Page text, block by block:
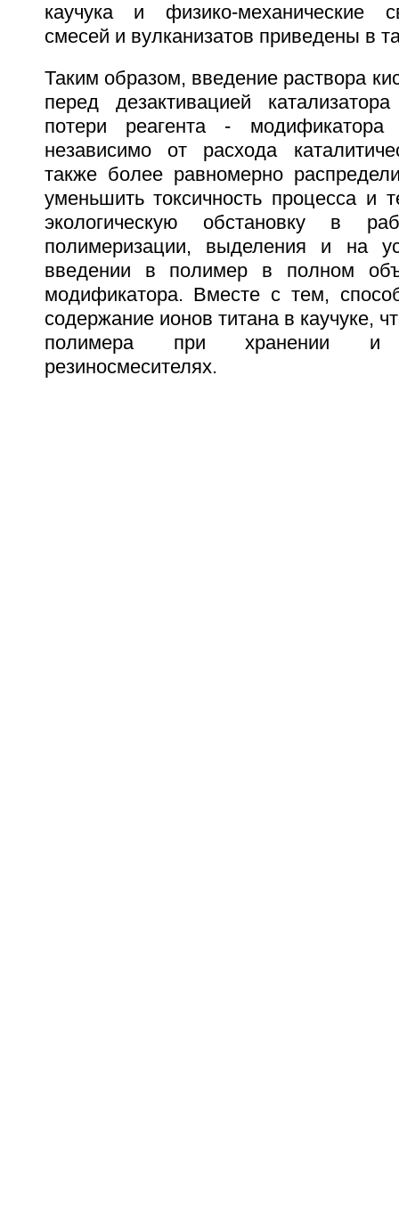
каучука и физико-механические
смесей и вулканизатов приведены в
Таким образом, введение раствора
перед дезактивацией
потери реагента - модификатора
независимо от расхода
также более равномерно
уменьшить токсичность процесса и
экологическую обстановку в
полимеризации, выделения и на
введении в полимер в полном
модификатора. Вместе с тем,
содержание ионов титана в каучуке,
полимера при хранении и
резиносмесителях.